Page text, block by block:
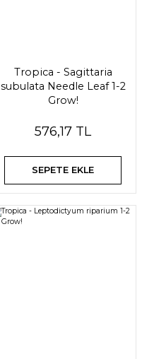
Tropica - Sagittaria
subulata Needle Leaf 1-2
Grow!
576,17 TL
SEPETE EKLE